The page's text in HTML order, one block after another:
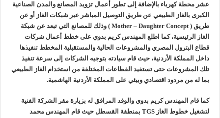
عشر محطة كهرباء بالإضافة إلى تطور أعمال تزويد المصانع والمدن الصناعية
الكبرى بالغاز الطبيعي عن طريق التوصيل المباشر عبر شبكات الغاز أو عن
طريق ( Mother – Daughter Concept ) وذلك للمصانع التي تبعد عن شبكة
الغاز الرئيسية، كما اطلع المهندس كريم بدوي على خطط أعمال شركات
قطاع البترول المصري والمشروعات الحالية والمستقبلية المخطط تنفيذها
داخل المملكة الأردنية، حيث قام سيادته بتوجيه الشركات إلى سرعة تنفيذ
تلك المشروعات حتى تستفيد القطاعات المختلفة من استخدام الغاز الطبيعي
بما له من مردود اقتصادي وبيئي على المملكة الأردنية الهاشمية.
كما قام المهندس كريم بدوي والوفد المرافق له بزيارة مقر الشركة الفنية
لتشغيل خطوط الغاز TGS بمنطقة القسطل حيث قام المهندس محمد